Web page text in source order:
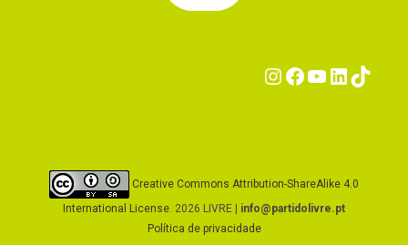
Instagram
Facebook
Creative Commons Attribution-ShareAlike 4.0
International License. 2026 LIVRE | info@partidolivre.pt
Política de privacidade